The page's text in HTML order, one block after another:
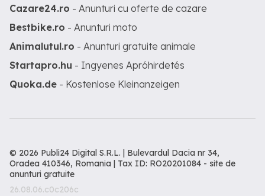
Cazare24.ro - Anunturi cu oferte de cazare
Bestbike.ro - Anunturi moto
Animalutul.ro - Anunturi gratuite animale
Startapro.hu - Ingyenes Apróhirdetés
Quoka.de - Kostenlose Kleinanzeigen
© 2026 Publi24 Digital S.R.L. | Bulevardul Dacia nr 34,
Oradea 410346, Romania | Tax ID: RO20201084 - site de
anunturi gratuite
26.08.06.c0c206c